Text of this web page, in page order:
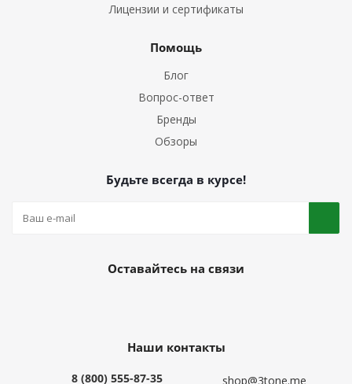
Лицензии и сертификаты
Помощь
Блог
Вопрос-ответ
Бренды
Обзоры
Будьте всегда в курсе!
Оставайтесь на связи
Наши контакты
8 (800) 555-87-35 shop@3tone.me